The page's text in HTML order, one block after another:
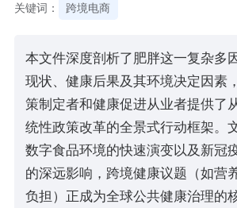
关键词： 跨境电商
本文件深度剖析了肥胖这一复杂多
现状、健康后果及其环境决定因素
策制定者和健康促进从业者提供了
统性政策改革的全景式行动框架。
数字食品环境的快速演变以及新冠
的深远影响，跨境健康议题（如营
负担）正成为全球公共健康治理的